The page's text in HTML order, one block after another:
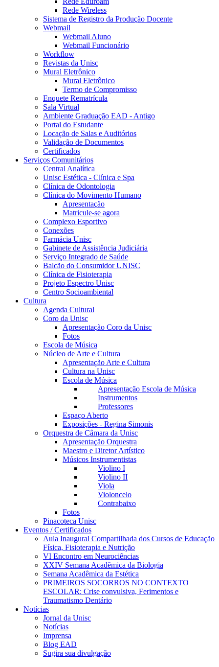
Rede Wireless
Sistema de Registro da Produção Docente
Webmail
Webmail Aluno
Webmail Funcionário
Workflow
Revistas da Unisc
Mural Eletrônico
Mural Eletrônico
Termo de Compromisso
Enquete Rematrícula
Sala Virtual
Ambiente Graduação EAD - Antigo
Portal do Estudante
Locação de Salas e Auditórios
Validação de Documentos
Certificados
Serviços Comunitários
Central Analítica
Unisc Estética - Clínica e Spa
Clínica de Odontologia
Clínica do Movimento Humano
Apresentação
Matricule-se agora
Complexo Esportivo
Conexões
Farmácia Unisc
Gabinete de Assistência Judiciária
Serviço Integrado de Saúde
Balcão do Consumidor UNISC
Clínica de Fisioterapia
Projeto Espectro Unisc
Centro Socioambiental
Cultura
Agenda Cultural
Coro da Unisc
Apresentação Coro da Unisc
Fotos
Escola de Música
Núcleo de Arte e Cultura
Apresentação Arte e Cultura
Cultura na Unisc
Escola de Música
Apresentação Escola de Música
Instrumentos
Professores
Espaço Aberto
Exposições - Regina Simonis
Orquestra de Câmara da Unisc
Apresentação Orquestra
Maestro e Diretor Artístico
Músicos Instrumentistas
Violino I
Violino II
Viola
Violoncelo
Contrabaixo
Fotos
Pinacoteca Unisc
Eventos / Certificados
Aula Inaugural Compartilhada dos Cursos de Educação
Física, Fisioterapia e Nutrição
VI Encontro em Neurociências
XXIV Semana Acadêmica da Biologia
Semana Acadêmica da Estética
PRIMEIROS SOCORROS NO CONTEXTO
ESCOLAR: Crise convulsiva, Ferimentos e
Traumatismo Dentário
Notícias
Jornal da Unisc
Notícias
Imprensa
Blog EAD
Sugira sua divulgação